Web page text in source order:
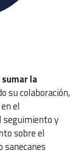
la
su colaboración,
el
seguimiento y
sobre el
sanecanes